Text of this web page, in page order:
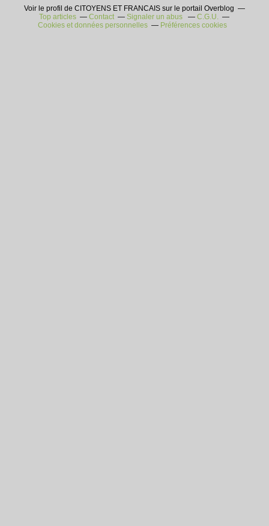
Voir le profil de CITOYENS ET FRANCAIS sur le portail Overblog
Top articles
Contact Signaler un abus
C.G.U.
Cookies et données personnelles
Préférences cookies